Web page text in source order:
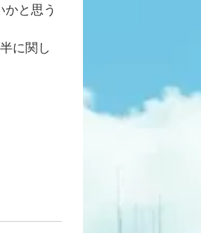
と思う
に関し